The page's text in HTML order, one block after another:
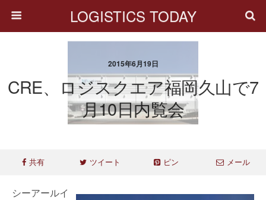
LOGISTICS TODAY
2015年6月19日
CRE、ロジスクエア福岡久山で7
月10日内覧会
共有 ツイート ピン メール
シーアールイ